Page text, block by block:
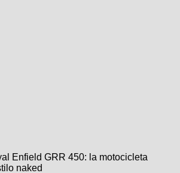
Enfield GRR 450: la motocicleta
naked